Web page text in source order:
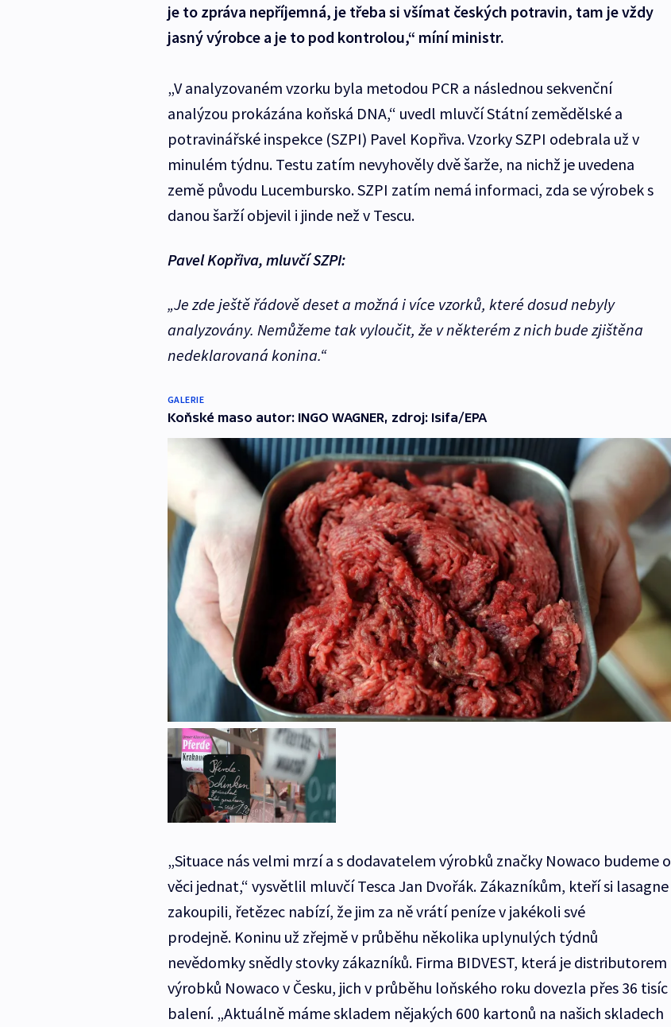
je to zpráva nepříjemná, je třeba si všímat českých potravin, tam je vždy
jasný výrobce a je to pod kontrolou,“ míní ministr.
„V analyzovaném vzorku byla metodou PCR a následnou sekvenční
analýzou prokázána koňská DNA,“ uvedl mluvčí Státní zemědělské a
potravinářské inspekce (SZPI) Pavel Kopřiva. Vzorky SZPI odebrala už v
minulém týdnu. Testu zatím nevyhověly dvě šarže, na nichž je uvedena
země původu Lucembursko. SZPI zatím nemá informaci, zda se výrobek s
danou šarží objevil i jinde než v Tescu.
Pavel Kopřiva, mluvčí SZPI:
„Je zde ještě řádově deset a možná i více vzorků, které dosud nebyly
analyzovány. Nemůžeme tak vyloučit, že v některém z nich bude zjištěna
nedeklarovaná konina.“
GALERIE
Koňské maso autor: INGO WAGNER, zdroj: Isifa/EPA
„Situace nás velmi mrzí a s dodavatelem výrobků značky Nowaco budeme o
věci jednat,“ vysvětlil mluvčí Tesca Jan Dvořák. Zákazníkům, kteří si lasagne
zakoupili, řetězec nabízí, že jim za ně vrátí peníze v jakékoli své
prodejně. Koninu už zřejmě v průběhu několika uplynulých týdnů
nevědomky snědly stovky zákazníků. Firma BIDVEST, která je distributorem
výrobků Nowaco v Česku, jich v průběhu loňského roku dovezla přes 36 tisíc
balení. „Aktuálně máme skladem nějakých 600 kartonů na našich skladech